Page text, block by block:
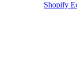
Shopify